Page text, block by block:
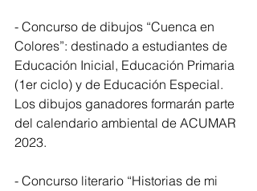
- Concurso de dibujos “Cuenca en
Colores”: destinado a estudiantes de
Educación Inicial, Educación Primaria
(1er ciclo) y de Educación Especial.
Los dibujos ganadores formarán parte
del calendario ambiental de ACUMAR
2023.
- Concurso literario “Historias de mi